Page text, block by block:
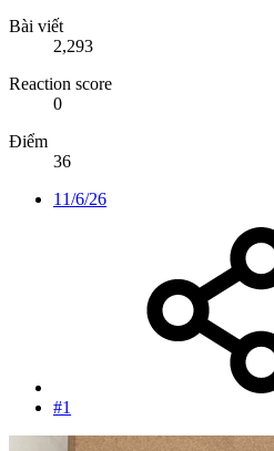
Bài viết
2,293
Reaction score
0
Điểm
36
11/6/26
#1